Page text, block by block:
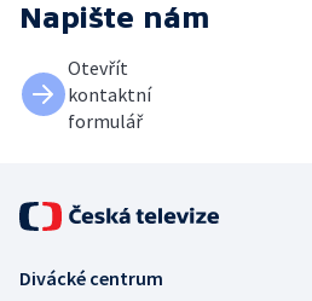
Napište nám
Otevřít
kontaktní
formulář
Divácké centrum